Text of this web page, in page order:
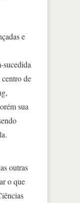
e
de
sua
outras
o que